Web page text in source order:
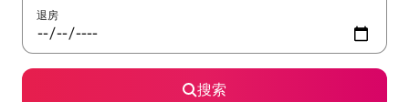
退房
搜索